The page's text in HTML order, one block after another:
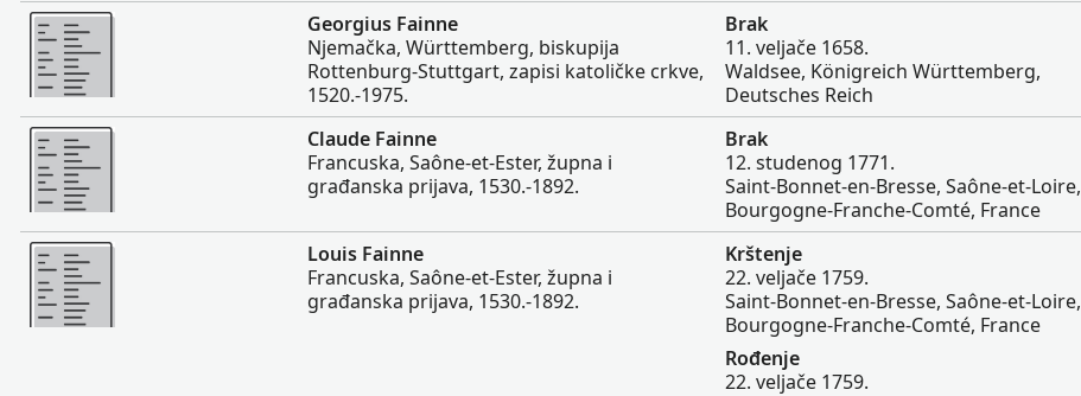
Više
Georgius Fainne
Njemačka, Württemberg, biskupija
Rottenburg-Stuttgart, zapisi katoličke crkve,
1520.-1975.
Brak
11. veljače 1658.
Waldsee, Königreich Württemberg,
Deutsches Reich
Više
Claude Fainne
Francuska, Saône-et-Ester, župna i
građanska prijava, 1530.-1892.
Brak
12. studenog 1771.
Saint-Bonnet-en-Bresse, Saône-et-Loire,
Bourgogne-Franche-Comté, France
Više
Louis Fainne
Francuska, Saône-et-Ester, župna i
građanska prijava, 1530.-1892.
Krštenje
22. veljače 1759.
Saint-Bonnet-en-Bresse, Saône-et-Loire,
Bourgogne-Franche-Comté, France
Rođenje
22. veljače 1759.